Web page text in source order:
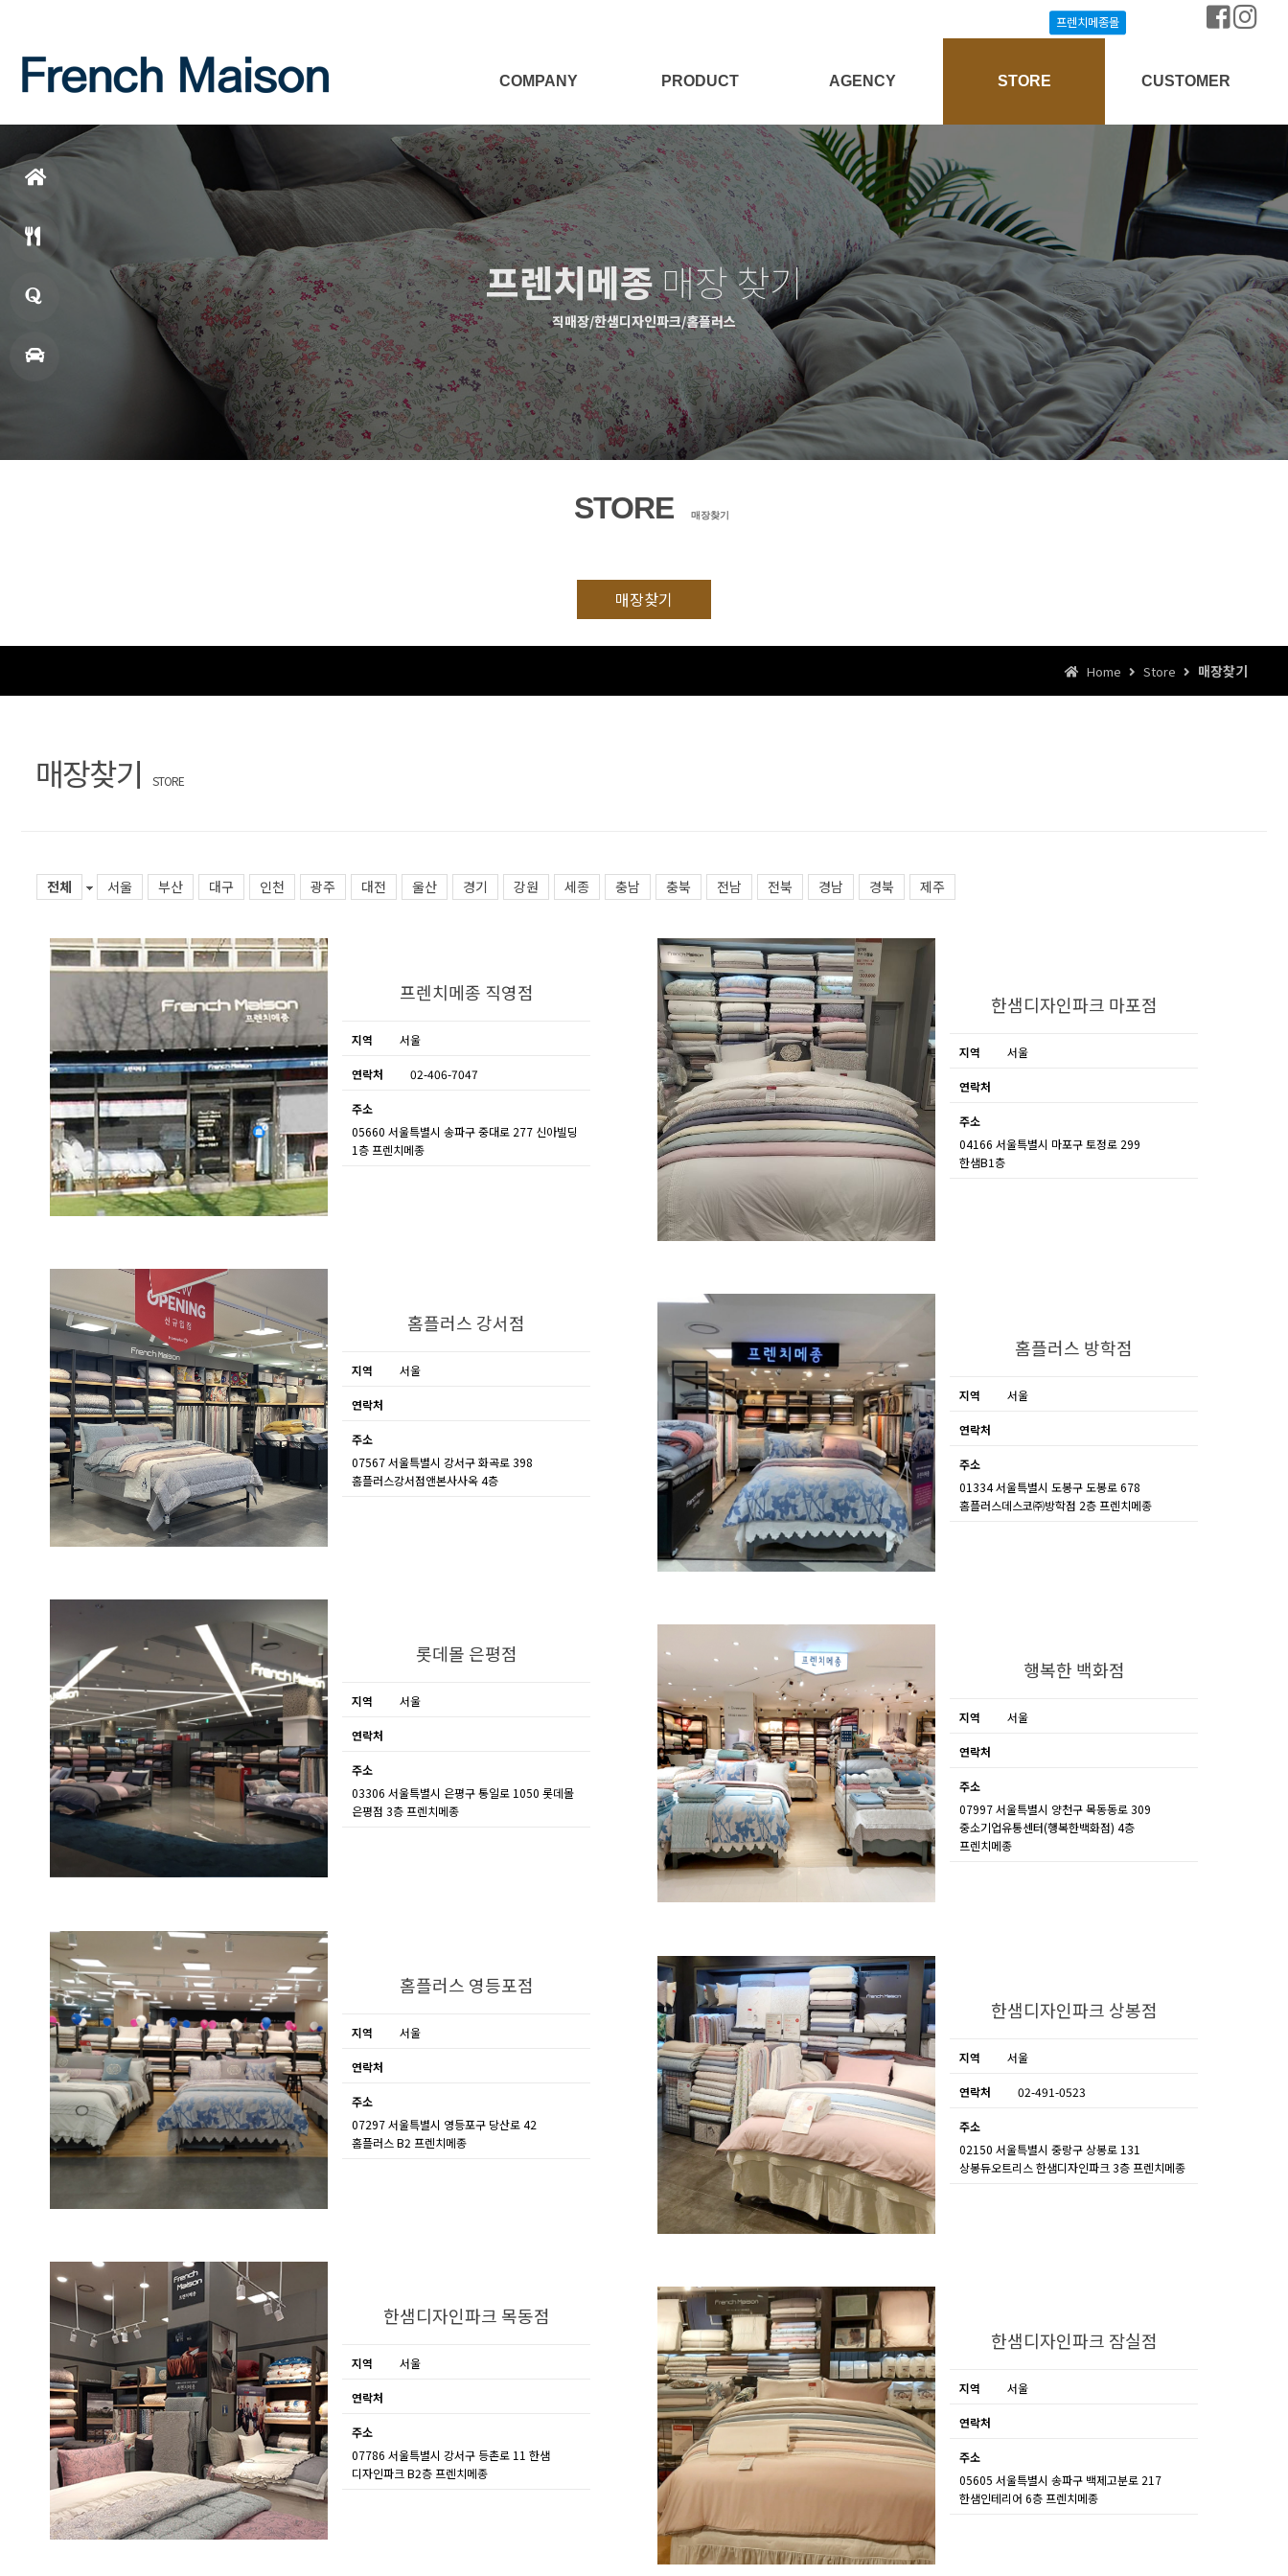
홈
메
창
장
프렌치메종몰
COMPANY
회사소개
Target
양모이야기
PRODUCT
전체보기
양모제품
침구세트
침구단품
충전재
시즌상품
패브릭소품
AGENCY
대리점상담신청
대리점개설안내
STORE CUSTOMER
공지사항
질문과답변
프렌치메종매장 찾기
직매장/한샘디자인파크/홈플러스
STORE 매장찾기
매장찾기
Home Store 매장찾기
매장찾기 STORE
전체 서울 부산 대구 인천 광주 대전 울산 경기 강원 세종 충남 충북 전남 전북 경남 경북 제주
프렌치메종 직영점
지역 서울
연락처 02-406-7047
주소
05660 서울특별시 송파구 중대로 277 신아빌딩
1층 프렌치메종
한샘디자인파크 마포점
지역 서울
연락처
주소
04166 서울특별시 마포구 토정로 299
한샘B1층
홈플러스 강서점
지역 서울
연락처
주소
07567 서울특별시 강서구 화곡로 398
홈플러스강서점앤본사사옥 4층
홈플러스 방학점
지역 서울
연락처
주소
01334 서울특별시 도봉구 도봉로 678
홈플러스데스코㈜방학점 2층 프렌치메종
롯데몰 은평점
지역 서울
연락처
주소
03306 서울특별시 은평구 통일로 1050 롯데몰
은평점 3층 프렌치메종
행복한 백화점
지역 서울
연락처
주소
07997 서울특별시 양천구 목동동로 309
중소기업유통센터(행복한백화점) 4층
프렌치메종
홈플러스 영등포점
지역 서울
연락처
주소
07297 서울특별시 영등포구 당산로 42
홈플러스 B2 프렌치메종
한샘디자인파크 상봉점
지역 서울
연락처 02-491-0523
주소
02150 서울특별시 중랑구 상봉로 131
상봉듀오트리스 한샘디자인파크 3층 프렌치메종
한샘디자인파크 목동점
지역 서울
연락처
주소
07786 서울특별시 강서구 등촌로 11 한샘
디자인파크 B2층 프렌치메종
한샘디자인파크 잠실점
지역 서울
연락처
주소
05605 서울특별시 송파구 백제고분로 217
한샘인테리어 6층 프렌치메종